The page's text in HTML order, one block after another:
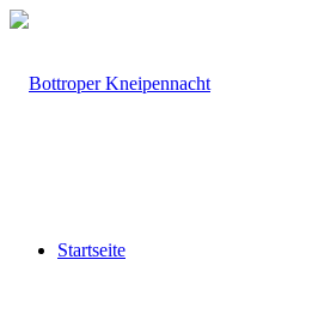
Startseite